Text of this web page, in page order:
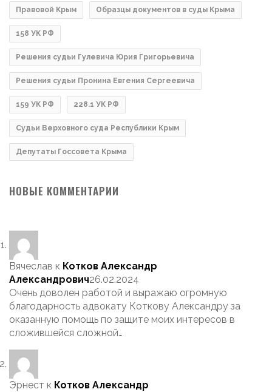
Правовой Крым Образцы документов в суды Крыма
158 УК РФ
Решения судьи Гулевича Юрия Григорьевича
Решения судьи Пронина Евгения Сергеевича
159 УК РФ 228.1 УК РФ
Судьи Верховного суда Республики Крым
Депутаты Госсовета Крыма
НОВЫЕ КОММЕНТАРИИ
Вячеслав к Котков Александр
Александрович26.02.2024
Очень доволен работой и выражаю огромную
благодарность адвокату Коткову Александру за
оказанную помощь по защите моих интересов в
сложившейся сложной…
Эрнест к Котков Александр